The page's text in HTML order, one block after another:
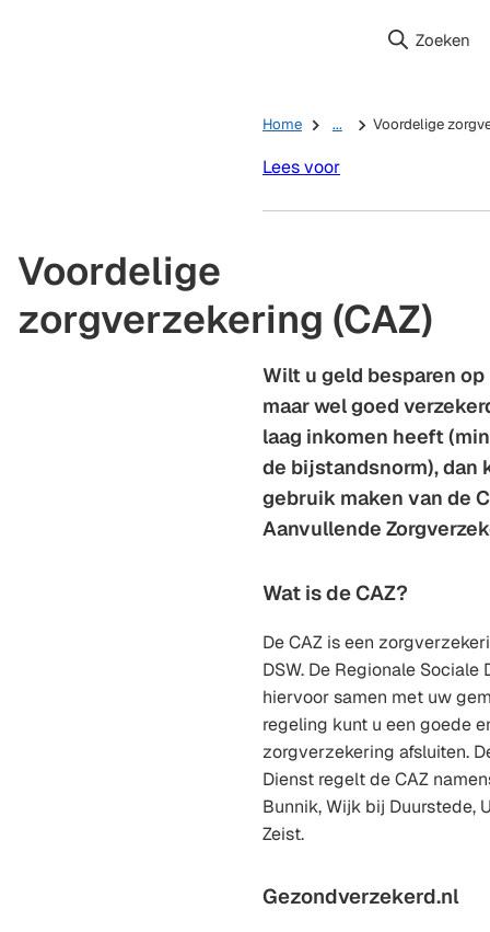
Zoeken
Home ... Voordelige
Lees voor
Voordelige
zorgverzekering (CAZ)
Wilt u geld besparen
maar wel goed
laag inkomen heeft
de bijstandsnorm), dan
gebruik maken van de
Aanvullende
Wat is de CAZ?
De CAZ is een
DSW. De Regionale Sociale
hiervoor samen met uw
regeling kunt u een goede
zorgverzekering afsluiten.
Dienst regelt de CAZ
Bunnik, Wijk bij Duurstede,
Zeist.
Gezondverzekerd.nl